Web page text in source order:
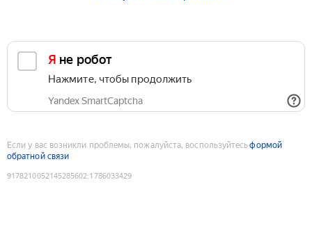
Я не робот
Нажмите, чтобы продолжить
Yandex SmartCaptcha
Если у вас возникли проблемы, пожалуйста, воспользуйтесьформой
обратной связи
9178210052145285602:1786033429